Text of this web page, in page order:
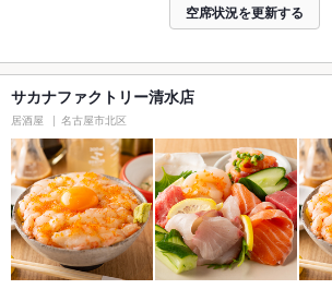
空席状況を更新する
サカナファクトリー清水店
居酒屋 名古屋市北区